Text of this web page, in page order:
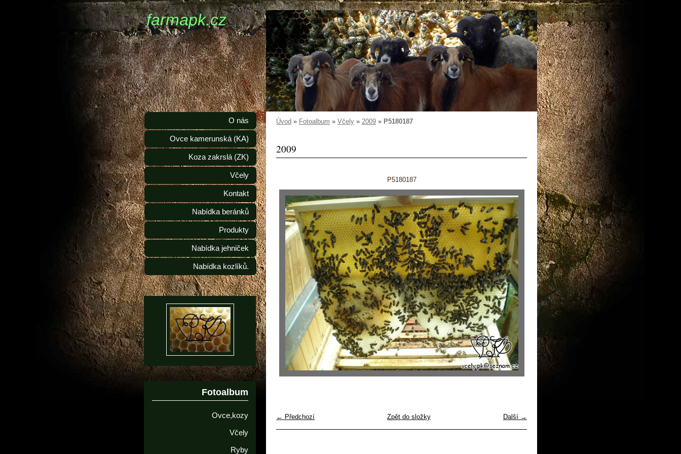
farmapk.cz
Úvod » Fotoalbum » Včely » 2009 » P5180187
2009
P5180187
← Předchozí Další →
Zpět do složky
O nás
Ovce kamerunská (KA)
Koza zakrslá (ZK)
Včely
Kontakt
Nabídka beránků
Produkty
Nabídka jehniček
Nabídka kozlíků.
Fotoalbum
Ovce,kozy
Včely
Ryby